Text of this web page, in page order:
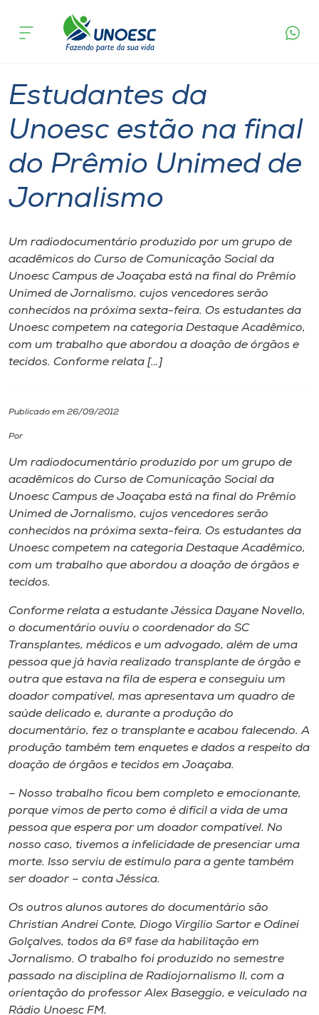
Cursos
Pesquisa
Atendimento ao Estudante
Portal de Ensino
A
Internacionalização
I.nova
Cultura
CPA
Biblioteca
Editora
Rádio
Museu
Unoesc
Store
A+
A-
acontece
Estudantes da
Unoesc estão na final
do Prêmio Unimed de
Jornalismo
Um radiodocumentário produzido por um grupo de
acadêmicos do Curso de Comunicação Social da
Unoesc Campus de Joaçaba está na final do Prêmio
Unimed de Jornalismo, cujos vencedores serão
conhecidos na próxima sexta-feira. Os estudantes da
Unoesc competem na categoria Destaque Acadêmico,
com um trabalho que abordou a doação de órgãos e
tecidos. Conforme relata […]
Publicado em 26/09/2012
Por
Um radiodocumentário produzido por um grupo de
acadêmicos do Curso de Comunicação Social da
Unoesc Campus de Joaçaba está na final do Prêmio
Unimed de Jornalismo, cujos vencedores serão
conhecidos na próxima sexta-feira. Os estudantes da
Unoesc competem na categoria Destaque Acadêmico,
com um trabalho que abordou a doação de órgãos e
tecidos.
Conforme relata a estudante Jéssica Dayane Novello,
o documentário ouviu o coordenador do SC
Transplantes, médicos e um advogado, além de uma
pessoa que já havia realizado transplante de órgão e
outra que estava na fila de espera e conseguiu um
doador compatível, mas apresentava um quadro de
saúde delicado e, durante a produção do
documentário, fez o transplante e acabou falecendo. A
produção também tem enquetes e dados a respeito da
doação de órgãos e tecidos em Joaçaba.
– Nosso trabalho ficou bem completo e emocionante,
porque vimos de perto como é difícil a vida de uma
pessoa que espera por um doador compatível. No
nosso caso, tivemos a infelicidade de presenciar uma
morte. Isso serviu de estímulo para a gente também
ser doador – conta Jéssica.
Os outros alunos autores do documentário são
Christian Andrei Conte, Diogo Virgílio Sartor e Odinei
Golçalves, todos da 6ª fase da habilitação em
Jornalismo. O trabalho foi produzido no semestre
passado na disciplina de Radiojornalismo II, com a
orientação do professor Alex Baseggio, e veiculado na
Rádio Unoesc FM.